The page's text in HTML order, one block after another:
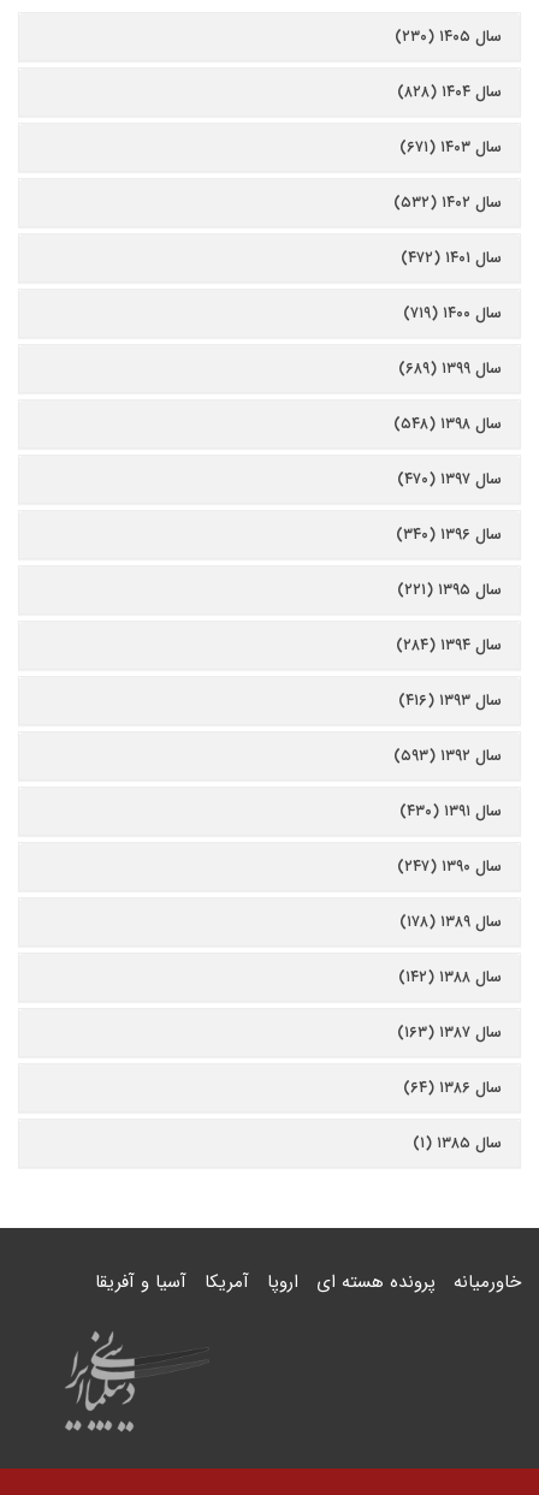
سال ۱۴۰۵ (۲۳۰)
سال ۱۴۰۴ (۸۲۸)
سال ۱۴۰۳ (۶۷۱)
سال ۱۴۰۲ (۵۳۲)
سال ۱۴۰۱ (۴۷۲)
سال ۱۴۰۰ (۷۱۹)
سال ۱۳۹۹ (۶۸۹)
سال ۱۳۹۸ (۵۴۸)
سال ۱۳۹۷ (۴۷۰)
سال ۱۳۹۶ (۳۴۰)
سال ۱۳۹۵ (۲۲۱)
سال ۱۳۹۴ (۲۸۴)
سال ۱۳۹۳ (۴۱۶)
سال ۱۳۹۲ (۵۹۳)
سال ۱۳۹۱ (۴۳۰)
سال ۱۳۹۰ (۲۴۷)
سال ۱۳۸۹ (۱۷۸)
سال ۱۳۸۸ (۱۴۲)
سال ۱۳۸۷ (۱۶۳)
سال ۱۳۸۶ (۶۴)
سال ۱۳۸۵ (۱)
خاورمیانه پرونده هسته ای اروپا آمریکا آسیا و آفریقا